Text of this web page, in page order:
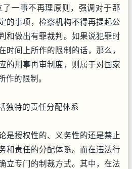
一事不再理原则，强调对于那
的事项，检察机构不得再提起公
和做出有罪裁判。如果说犯罪时
时间上所作的限制的话，那么，
的刑事再审制度，则属于对国家
作的限制。
独特的责任分配体系
是授权性的、义务性的还是禁止
和责任的分配体系。而在违法行
立专门的制裁方式。其中，在法